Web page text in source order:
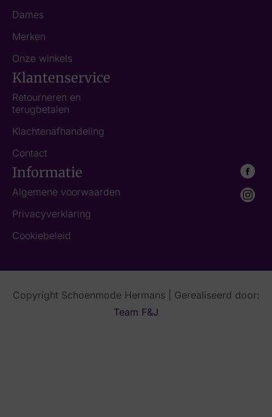
Dames
Merken
Onze winkels
Klantenservice
Retourneren en
terugbetalen
Klachtenafhandeling
Contact
Informatie
Algemene voorwaarden
Privacyverklaring
Cookiebeleid
Copyright Schoenmode Hermans | Gerealiseerd door:
Team F&J